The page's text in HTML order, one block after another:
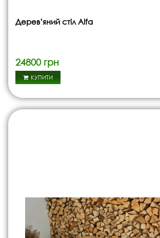
Дерев’яний стіл Alfa
24800 грн
КУПИТИ